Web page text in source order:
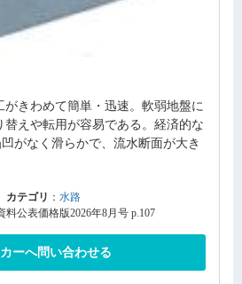
がきわめて簡単・迅速。軟弱地盤に
替えや転用が容易である。経済的な
がなく滑らかで、流水断面が大き
カテゴリ ： 水路
料公表価格版2026年8月号 p.107
ーへ問い合わせる